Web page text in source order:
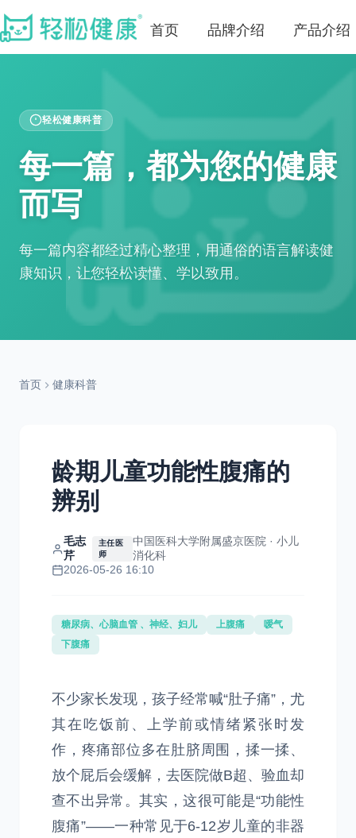
首页 品牌介绍 产品介绍
轻松健康科普
每一篇，都为您的健康
而写
每一篇内容都经过精心整理，用通俗的语言解读健
康知识，让您轻松读懂、学以致用。
首页 健康科普
龄期儿童功能性腹痛的
辨别
毛志
芹
主任医
师
中国医科大学附属盛京医院 · 小儿
消化科
2026-05-26 16:10
糖尿病、心脑血管 、神经、妇儿 上腹痛
嗳气
下腹痛
不少家长发现，孩子经常喊“肚子痛”，尤
其在吃饭前、上学前或情绪紧张时发
作，疼痛部位多在肚脐周围，揉一揉、
放个屁后会缓解，去医院做B超、验血却
查不出异常。其实，这很可能是“功能性
腹痛”——一种常见于6-12岁儿童的非器